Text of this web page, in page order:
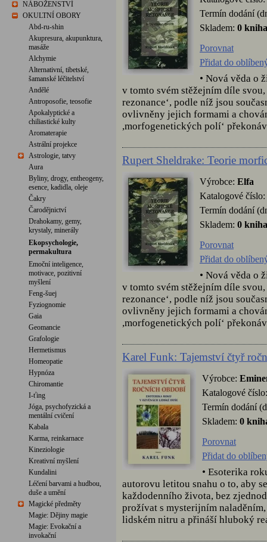
NÁBOŽENSTVÍ
OKULTNÍ OBORY
Abd-ru-shin
Akupresura, akupunktura,
masáže
Alchymie
Alternativní, tibetské,
šamanské léčitelství
Andělé
Antroposofie, teosofie
Apokalyptické a
chiliastické kulty
Aromaterapie
Astrální projekce
Astrologie, tatvy
Aura
Byliny, drogy, entheogeny,
esence, kadidla, oleje
Čakry
Čarodějnictví
Drahokamy, gemy,
krystaly, minerály
Ekopsychologie,
permakultura
Emoční inteligence,
motivace, pozitivní
myšlení
Feng-šuej
Fyziognomie
Gaia
Geomancie
Grafologie
Hermetismus
Homeopatie
Hypnóza
Chiromantie
I-ťing
Jóga, psychofyzická a
mentální cvičení
Kabala
Karma, reinkarnace
Kineziologie
Kreativní myšlení
Kundalini
Léčení barvami a hudbou,
duše a umění
Magické předměty
Magie: Dějiny magie
Magie: Evokační a
invokační
Termín dodání
Skladem: 0 kniha
Porovnat
Přidat do
• Nová věda o
v tomto svém stěžejním díle
rezonance‘, podle níž jsou
ovlivněny jejich formami a
,morfogenetických polí‘
Rupert Sheldrake: Teorie
Výrobce: Elfa
Katalogové číslo:
Termín dodání
Skladem: 0 kniha
Porovnat
Přidat do
• Nová věda o
v tomto svém stěžejním díle
rezonance‘, podle níž jsou
ovlivněny jejich formami a
,morfogenetických polí‘
Karel Funk: Tajemství čtyř
Výrobce:
Katalogové
Termín dodání
Skladem: 0
Porovnat
Přidat do
• Esoterika
autorovu letitou snahu o to, aby
každodenního života, bez
prožívat s mysterijním
lidském nitru a přináší hluboký